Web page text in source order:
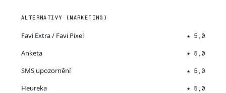
ALTERNATIVY (MARKETING)
Favi Extra / Favi Pixel ★ 5,0
Anketa ★ 5,0
SMS upozornění ★ 5,0
Heureka ★ 5,0